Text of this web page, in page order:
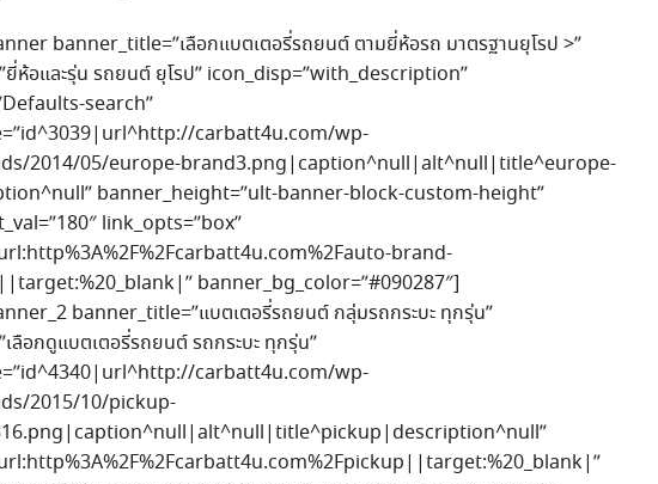
banner_title=”เลือกแบตเตอรี่รถยนต์ ตามยี่ห้อรถ มาตรฐานยุโรป >”
ห้อและรุ่น รถยนต์ ยุโรป” icon_disp=”with_description”
search”
carbatt4u.com/wp-
2014/05/europe-brand3.png|caption^null|alt^null|title^europe-
banner_height=”ult-banner-block-custom-height”
link_opts=”box”
brand-
banner_bg_color=”#090287″]
banner_title=”แบตเตอรี่รถยนต์ กลุ่มรถกระบะ ทุกรุ่น”
ลือกดูแบตเตอรี่รถยนต์ รถกระบะ ทุกรุ่น”
carbatt4u.com/wp-
2015/10/pickup-